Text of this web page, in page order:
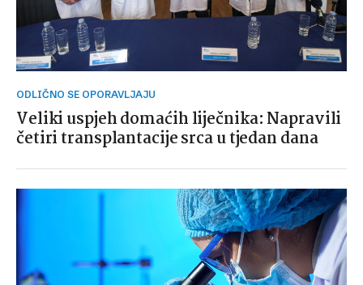
ODLIČNO SE OPORAVLJAJU
Veliki uspjeh domaćih liječnika: Napravili
četiri transplantacije srca u tjedan dana